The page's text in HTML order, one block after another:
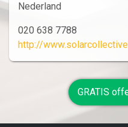
Nederland
020 638 7788
http://
GRATIS